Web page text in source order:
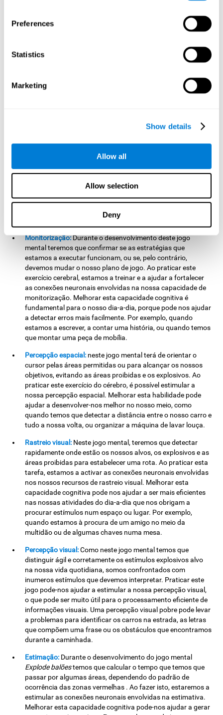
Preferences
Statistics
Marketing
Show details
Allow all
Allow selection
Deny
Este exercício mental vai exigir-nos prestar
ocorrência das zonas vermelhas, simultaneamente. Ao
praticar este jogo mental, estaremos a estimular a nossa
cognitiva pode nos ajudar a ser mais eficientes ao realizar
duas ou mais atividades ao mesmo tempo. Por exemplo,
nossos planos de ação. Praticar este desafio mental pode
nos ajudar a estimular e melhorar a nossa capacidade
maior facilidade de reagir adequadamente às situações em
que iniciamos uma acção e quando devemos parar. Por
exemplo, quando queremos ultrapassar um carro ou
atravessar uma passadeira.
Monitorização:Durante o desenvolvimento deste jogo
mental teremos que confirmar se as estratégias que
estamos a executar funcionam, ou se, pelo contrário,
devemos mudar o nosso plano de jogo. Ao praticar este
exercício cerebral, estamos a treinar e a ajudar a fortalecer
as conexões neuronais envolvidas na nossa capacidade de
monitorização. Melhorar esta capacidade cognitiva é
fundamental para o nosso dia-a-dia, porque pode nos ajudar
a detectar erros mais facilmente. Por exemplo, quando
estamos a escrever, a contar uma história, ou quando temos
que montar uma peça de mobília.
Percepção espacial: neste jogo mental terá de orientar o
cursor pelas áreas permitidas ou para alcançar os nossos
objetivos, evitando as áreas proibidas e os explosivos. Ao
praticar este exercício do cérebro, é possível estimular a
nossa percepção espacial. Melhorar esta habilidade pode
ajudar a desenvolver-nos melhor no nosso meio, como
quando temos que detectar a distância entre o nosso carro e
tudo a nossa volta, ou organizar a máquina de lavar louça.
Rastreio visual: Neste jogo mental, teremos que detectar
rapidamente onde estão os nossos alvos, os explosivos e as
áreas proibidas para estabelecer uma rota. Ao praticar esta
tarefa, estamos a activar as conexões neuronais envolvidas
nos nossos recursos de rastreio visual. Melhorar esta
capacidade cognitiva pode nos ajudar a ser mais eficientes
nas nossas atividades do dia-a-dia que nos obrigam a
procurar estímulos num espaço ou lugar. Por exemplo,
quando estamos à procura de um amigo no meio da
multidão ou de algumas chaves numa mesa.
Percepção visual:Como neste jogo mental temos que
distinguir ágil e corretamente os estímulos explosivos alvo
na nossa vida quotidiana, somos confrontados com
inumeros estímulos que devemos interpretar. Praticar este
jogo pode-nos ajudar a estimular a nossa percepção visual,
o que pode ser muito útil para o processamento eficiente de
informações visuais. Uma percepção visual pobre pode levar
a problemas para identificar os carros na estrada, as letras
que compõem uma frase ou os obstáculos que encontramos
durante a caminhada.
Estimação: Durante o desenvolvimento do jogo mental
Explode balõestemos que calcular o tempo que temos que
passar por algumas áreas, dependendo do padrão de
ocorrência das zonas vermelhas . Ao fazer isto, estaremos a
estimular as conexões neuronais envolvidas na estimativa.
Melhorar esta capacidade cognitiva pode-nos ajudar a gerar